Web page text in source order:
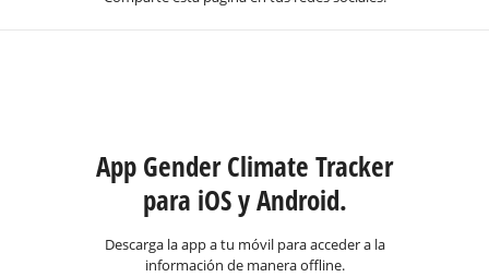
App Gender Climate Tracker
para iOS y Android.
Descarga la app a tu móvil para acceder a la
información de manera offline.